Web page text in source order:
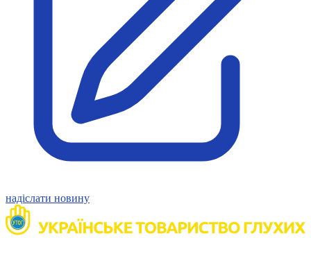
надіслати новину